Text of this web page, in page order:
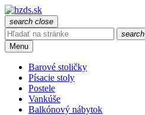
search close
search
Menu
Barové stoličky
Písacie stoly
Postele
Vankúše
Balkónový nábytok